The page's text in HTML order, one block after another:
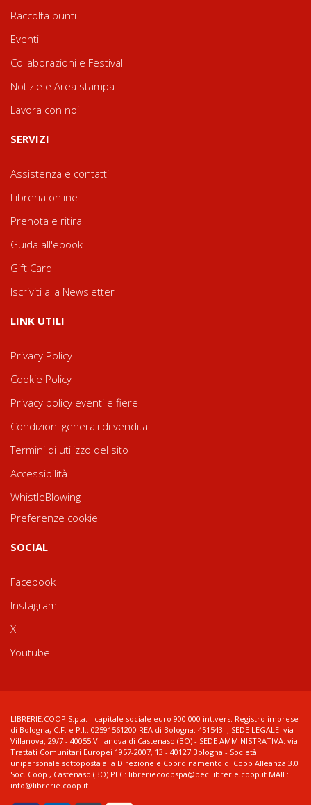
Raccolta punti
Eventi
Collaborazioni e Festival
Notizie e Area stampa
Lavora con noi
SERVIZI
Assistenza e contatti
Libreria online
Prenota e ritira
Guida all'ebook
Gift Card
Iscriviti alla Newsletter
LINK UTILI
Privacy Policy
Cookie Policy
Privacy policy eventi e fiere
Condizioni generali di vendita
Termini di utilizzo del sito
Accessibilità
WhistleBlowing
Preferenze cookie
SOCIAL
Facebook
Instagram
X
Youtube
LIBRERIE.COOP S.p.a. - capitale sociale euro 900.000 int.vers. Registro imprese
di Bologna, C.F. e P.I.: 02591561200 REA di Bologna: 451543 ; SEDE LEGALE: via
Villanova, 29/7 - 40055 Villanova di Castenaso (BO) - SEDE AMMINISTRATIVA: via
Trattati Comunitari Europei 1957-2007, 13 - 40127 Bologna - Società
unipersonale sottoposta alla Direzione e Coordinamento di Coop Alleanza 3.0
Soc. Coop., Castenaso (BO) PEC: libreriecoopspa@pec.librerie.coop.it MAIL:
info@librerie.coop.it